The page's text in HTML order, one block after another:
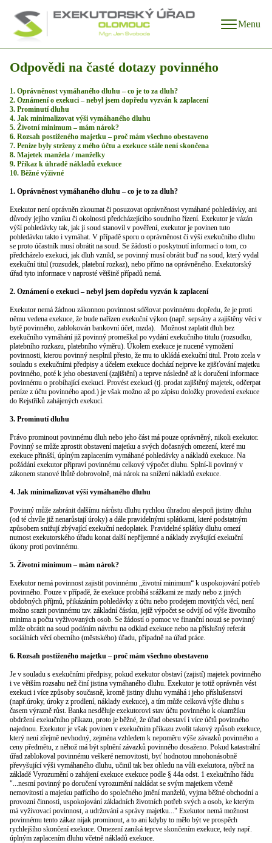
Menu
Odpovědi na časté dotazy povinného
1. Oprávněnost vymáhaného dluhu – co je to za dluh?
2. Oznámení o exekuci – nebyl jsem dopředu vyzván k zaplacení
3. Prominutí dluhu
4. Jak minimalizovat výši vymáhaného dluhu
5. Životní minimum – mám nárok?
6. Rozsah postiženého majetku – proč mám všechno obestaveno
7. Peníze byly strženy z mého účtu a exekuce stále není skončena
8. Majetek manžela / manželky
9. Příkaz k úhradě nákladů exekuce
10. Běžné výživné
1. Oprávněnost vymáhaného dluhu – co je to za dluh?
Exekutor není oprávněn zkoumat či posuzovat oprávněnost vymáhané pohledávky, ani
důvody jejího vzniku či okolnosti předcházejícího soudního řízení. Exekutor je vázán
výší pohledávky tak, jak ji soud stanovil v pověření, exekutor je povinen tuto
pohledávku takto i vymáhat. V případě sporu o oprávněnost či výši exekučního dluhu
se proto účastník musí obrátit na soud. Se žádostí o poskytnutí informací o tom, co
předcházelo exekuci, jak dluh vznikl, se povinný musí obrátit buď na soud, který vydal
exekuční titul (rozsudek, platební rozkaz), nebo přímo na oprávněného. Exekutorský
úřad tyto informace v naprosté většině případů nemá.
2. Oznámení o exekuci – nebyl jsem dopředu vyzván k zaplacení
Exekutor nemá žádnou zákonnou povinnost sdělovat povinnému dopředu, že je proti
němu vedena exekuce, že bude nařízen exekuční výkon (např. sepsány a zajištěny věci v
bytě povinného, zablokován bankovní účet, mzda). Možnost zaplatit dluh bez
exekučního vymáhání již povinný promeškal po vydání exekučního titulu (rozsudku,
platebního rozkazu, platebního výměru). Úkolem exekuce je nucené vymožení
povinnosti, kterou povinný nesplnil přesto, že mu to ukládá exekuční titul. Proto zcela v
souladu s exekučními předpisy a účelem exekuce dochází nejprve ke zjišťování majetku
povinného, poté k jeho obestavení (zajištění) a teprve následně až k doručení informace
povinnému o probíhající exekuci. Provést exekuci (tj. prodat zajištěný majetek, odčerpat
peníze z účtu povinného apod.) je však možno až po zápisu doložky provedení exekuce
do Rejstříků zahájených exekucí.
3. Prominutí dluhu
Právo prominout povinnému dluh nebo jeho část má pouze oprávněný, nikoli exekutor.
Povinný se může zprostit obstavení majetku a svých dočasných omezení, které mu
exekuce přináší, úplným zaplacením vymáhané pohledávky a nákladů exekuce. Na
požádání exekutor připraví povinnému celkový výpočet dluhu. Splní-li povinný v
zákonem stanové lhůtě dobrovolně, má nárok na snížení nákladů exekuce.
4. Jak minimalizovat výši vymáhaného dluhu
Povinný může zabránit dalšímu nárůstu dluhu rychlou úhradou alespoň jistiny dluhu
(od té chvíle již nenarůstají úroky) a dále pravidelnými splátkami, které podstatným
způsobem snižují zbývající exekuční nedoplatek. Pravidelné splátky dluhu omezí
nutnost exekutorského úřadu konat další nepříjemné a náklady zvyšující exekuční
úkony proti povinnému.
5. Životní minimum – mám nárok?
Exekutor nemá povinnost zajistit povinnému „životní minimum“ k uspokojování potřeb
povinného. Pouze v případě, že exekuce probíhá srážkami ze mzdy nebo z jiných
obdobných příjmů, přikázáním pohledávky z účtu nebo prodejem movitých věcí, není
možno srazit povinnému tzv. základní částku, jejíž výpočet se odvíjí od výše životního
minima a počtu vyživovaných osob. Se žádostí o pomoc ve finanční nouzi se povinný
může obrátit na soud podáním návrhu na odklad exekuce nebo na příslušný referát
sociálních věcí obecního (městského) úřadu, případně na úřad práce.
6. Rozsah postiženého majetku – proč mám všechno obestaveno
Je v souladu s exekučními předpisy, pokud exekutor obstaví (zajistí) majetek povinného
i ve větším rozsahu než činí jistina vymáhaného dluhu. Exekutor je totiž oprávněn vést
exekuci i více způsoby současně, kromě jistiny dluhu vymáhá i jeho příslušenství
(např.úroky, úroky z prodlení, náklady exekuce), a tím může celková výše dluhu s
časem výrazně růst. Banka nesděluje exekutorovi stav účtu povinného k okamžiku
obdržení exekučního příkazu, proto je běžné, že úřad obestaví i více účtů povinného
najednou. Exekutor je však povinen v exekučním příkazu zvolit takový způsob exekuce,
který není zřejmě nevhodný, zejména vzhledem k nepoměru výše závazků povinného a
ceny předmětu, z něhož má být splnění závazků povinného dosaženo. Pokud katastrální
úřad zablokoval povinnému veškeré nemovitosti, byť hodnotou mnohonásobně
převyšující výši vymáhaného dluhu, učinil tak bez ohledu na vůli exekutora, nýbrž na
základě Vyrozumění o zahájení exekuce exekuce podle § 44a odst. 1 exekučního řádu
"...nesmí povinný po doručení vyrozumění nakládat se svým majetkem včetně
nemovitostí a majetku patřícího do společného jmění manželů, vyjma běžné obchodní a
provozní činnosti, uspokojování základních životních potřeb svých a osob, ke kterým
má vyživovací povinnost, a udržování a správy majetku..." Exekutor nemá možnost
povinnému tento zákaz nijak prominout, a to ani kdyby to mělo být ve prospěch
rychlejšího skončení exekuce. Omezení zaniká teprve skončením exekuce, tedy např.
úplným zaplacením dluhu včetně nákladů exekuce.